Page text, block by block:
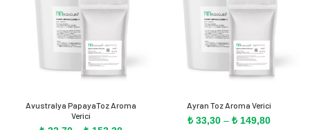
Avustralya PapayaToz Aroma
Verici
Ayran Toz Aroma Verici
₺ 33,30 – ₺ 149,80Fiyat